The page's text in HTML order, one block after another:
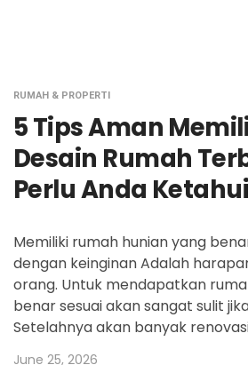
RUMAH & PROPERTI
5 Tips Aman
Desain Rumah
Perlu Anda Ketahui
Memiliki rumah hunian yang
dengan keinginan Adalah
orang. Untuk mendapatkan
benar sesuai akan sangat sulit
Setelahnya akan banyak
June 25, 2026